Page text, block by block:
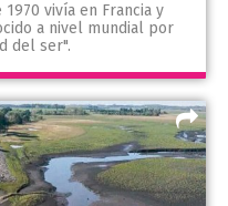
vivía en Francia y
a nivel mundial por
del ser".